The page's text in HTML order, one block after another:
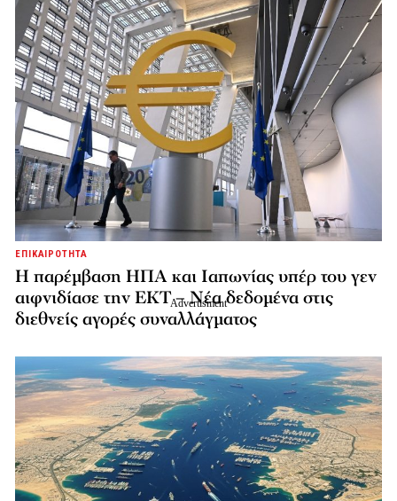
ΕΠΙΚΑΙΡΟΤΗΤΑ
Η παρέμβαση ΗΠΑ και Ιαπωνίας υπέρ του γεν
αιφνιδίασε την ΕΚΤ – Νέα δεδομένα στις
διεθνείς αγορές συναλλάγματος